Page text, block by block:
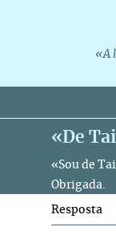
«A
«De
«Sou de
Obrigada.
Resposta